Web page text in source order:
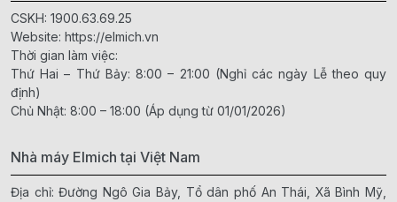
CSKH: 1900.63.69.25
Website: https://elmich.vn
Thời gian làm việc:
Thứ Hai – Thứ Bảy: 8:00 – 21:00 (Nghỉ các ngày Lễ theo quy
định)
Chủ Nhật: 8:00 – 18:00 (Áp dụng từ 01/01/2026)
Nhà máy Elmich tại Việt Nam
Địa chỉ: Đường Ngô Gia Bảy, Tổ dân phố An Thái, Xã Bình Mỹ,